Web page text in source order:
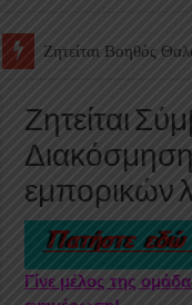
Ζητείται Βοηθός
Ζητείται
εμπορικών
Γίνε μέλος της